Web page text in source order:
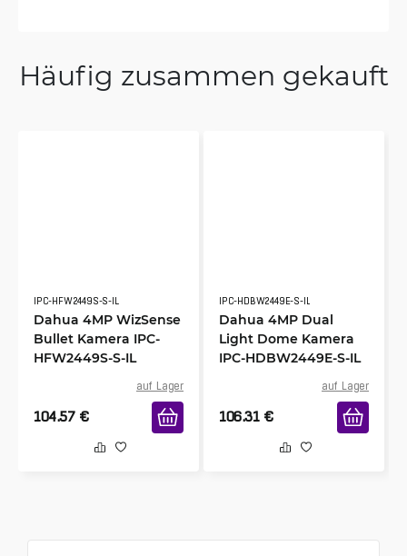
Häufig zusammen gekauft
IPC-HFW2449S-S-IL
Dahua 4MP WizSense
Bullet Kamera IPC-
HFW2449S-S-IL
auf Lager
104.57 €
IPC-HDBW2449E-S-IL
Dahua 4MP Dual
Light Dome Kamera
IPC-HDBW2449E-S-IL
auf Lager
106.31 €